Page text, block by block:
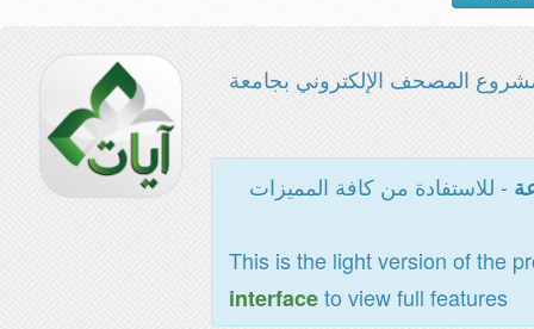
المصحف الإلكتروني بجامعة
- للاستفادة من كافة المميزات
This is the light version of the
interfaceto view full features